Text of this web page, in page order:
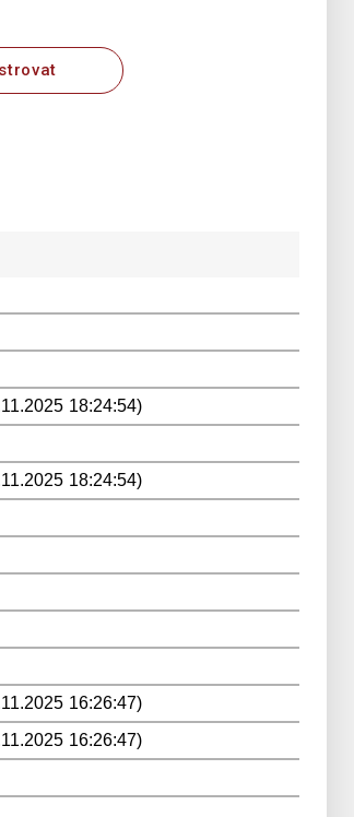
18:24:54)
18:24:54)
16:26:47)
16:26:47)